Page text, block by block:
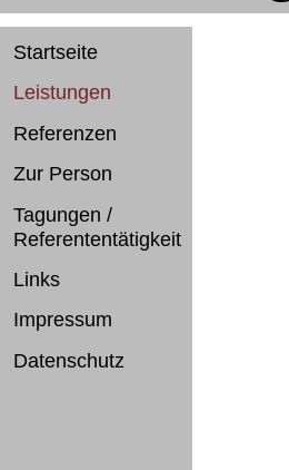
Startseite
Leistungen
Referenzen
Zur Person
Tagungen /
Referenten­tätigkeit
Links
Impressum
Datenschutz